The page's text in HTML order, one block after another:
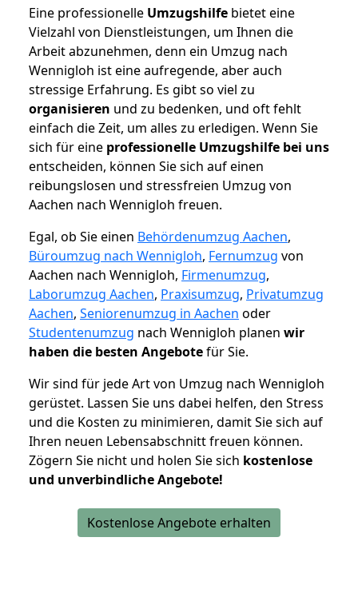
Eine professionelle Umzugshilfe bietet eine
Vielzahl von Dienstleistungen, um Ihnen die
Arbeit abzunehmen, denn ein Umzug nach
Wennigloh ist eine aufregende, aber auch
stressige Erfahrung. Es gibt so viel zu
organisieren und zu bedenken, und oft fehlt
einfach die Zeit, um alles zu erledigen. Wenn Sie
sich für eine professionelle Umzugshilfe bei uns
entscheiden, können Sie sich auf einen
reibungslosen und stressfreien Umzug von
Aachen nach Wennigloh freuen.
Egal, ob Sie einen Behördenumzug Aachen,
Büroumzug nach Wennigloh, Fernumzug von
Aachen nach Wennigloh, Firmenumzug,
Laborumzug Aachen, Praxisumzug, Privatumzug
Aachen, Seniorenumzug in Aachen oder
Studentenumzug nach Wennigloh planen wir
haben die besten Angebotefür Sie.
Wir sind für jede Art von Umzug nach Wennigloh
gerüstet. Lassen Sie uns dabei helfen, den Stress
und die Kosten zu minimieren, damit Sie sich auf
Ihren neuen Lebensabschnitt freuen können.
Zögern Sie nicht und holen Sie sich kostenlose
und unverbindliche Angebote!
Kostenlose Angebote erhalten